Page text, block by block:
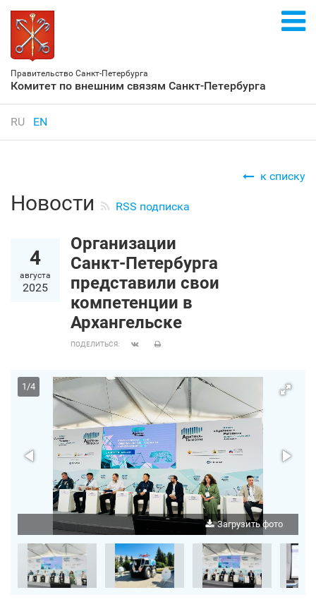
Правительство Санкт‑Петербурга
Комитет по внешним связям Санкт‑Петербурга
RU EN
к списку
Новости RSS подписка
4
августа
2025
Организации
Санкт‑Петербурга
представили свои
компетенции в
Архангельске
ПОДЕЛИТЬСЯ:
Загрузить фото
1/4